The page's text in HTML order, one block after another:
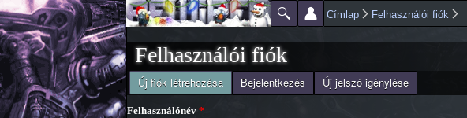
Főmenü
Jelenlegi hely
Címlap Felhasználói fiók
Felhasználói fiók
Elsődleges fülek
Új fiók létrehozása
(aktív fül) Bejelentkezés Új jelszó igénylése
Felhasználónév *